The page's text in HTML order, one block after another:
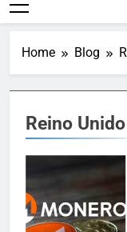
Home Blog
Reino Unido